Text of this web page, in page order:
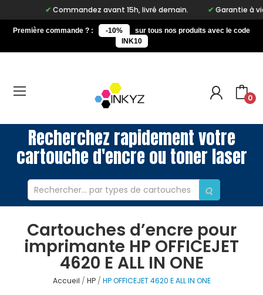
Commandez avant 15h, livré demain. Garantie à vie
Première commande ? : -10%
sur tous nos produits avec le code
INK10
0
Recherchez rapidement votre
cartouche d'encre ou toner laser
Cartouches d’encre pour
imprimante HP OFFICEJET
4620 E ALL IN ONE
Accueil HP HP OFFICEJET 4620 E ALL IN ONE